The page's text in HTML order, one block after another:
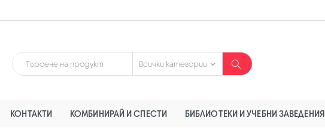
КОНТАКТИ КОМБИНИРАЙ И СПЕСТИ БИБЛИОТЕКИ И УЧЕБНИ ЗАВЕДЕНИЯ